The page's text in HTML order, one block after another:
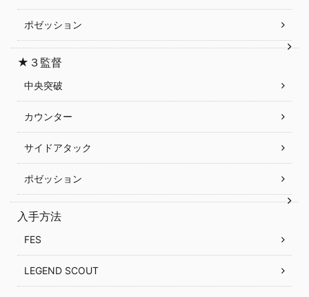
ポゼッション
★３監督
中央突破
カウンター
サイドアタック
ポゼッション
入手方法
FES
LEGEND SCOUT